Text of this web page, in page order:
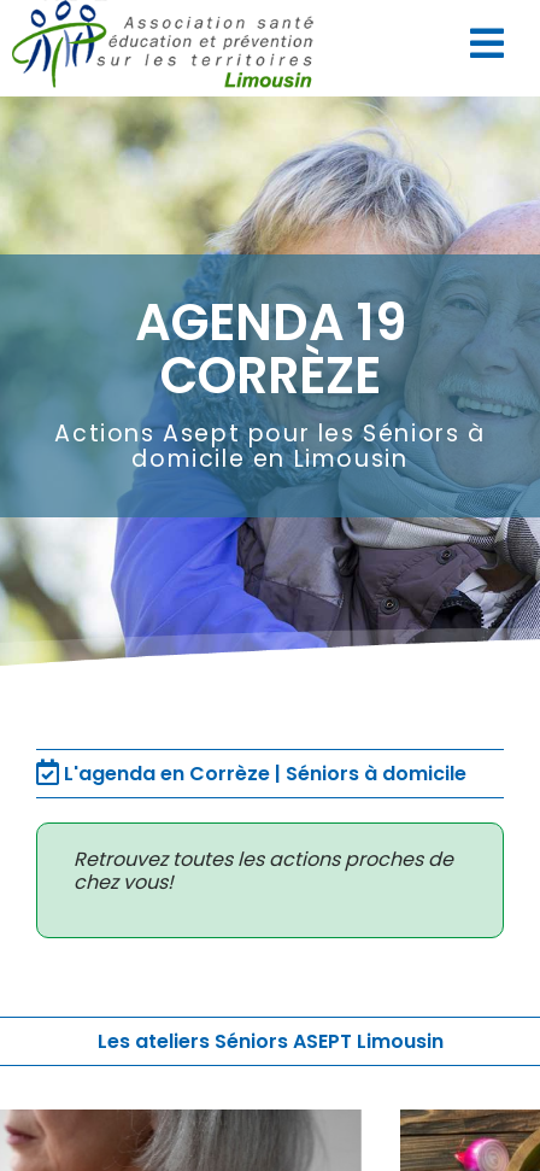
AGENDA 19
CORRÈZE
Actions Asept pour les Séniors à
domicile en Limousin
L'agenda en Corrèze | Séniors à domicile
Retrouvez toutes les actions proches de
chez vous!
Les ateliers Séniors ASEPT Limousin